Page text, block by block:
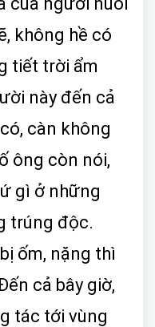
không hề có
tiết trời ẩm
này đến cả
càn không
ông còn nói,
gì ở những
trúng độc.
ốm, nặng thì
cả bây giờ,
tác tới vùng